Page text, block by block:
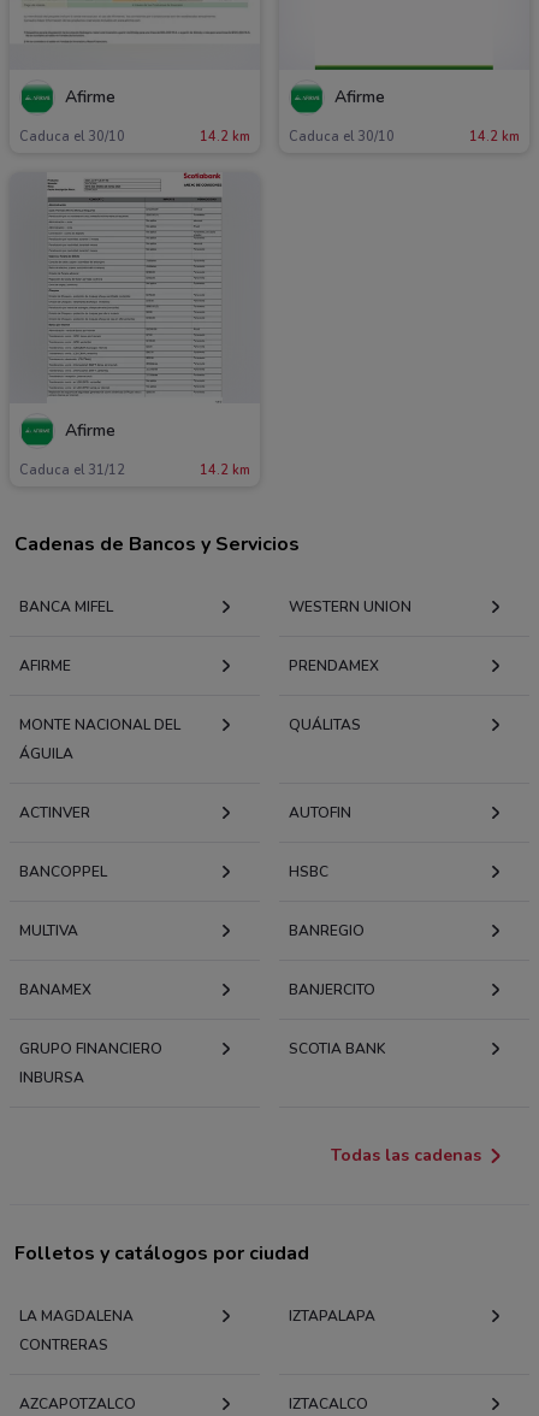
Afirme
Caduca el 30/10 14.2 km
Afirme
Caduca el 30/10 14.2 km
Afirme
Caduca el 31/12 14.2 km
Cadenas de Bancos y Servicios
BANCA MIFEL WESTERN UNION
AFIRME PRENDAMEX
MONTE NACIONAL DEL
ÁGUILA
QUÁLITAS
ACTINVER AUTOFIN
BANCOPPEL HSBC
MULTIVA BANREGIO
BANAMEX BANJERCITO
GRUPO FINANCIERO
INBURSA
SCOTIA BANK
Todas las cadenas
Folletos y catálogos por ciudad
LA MAGDALENA
CONTRERAS
IZTAPALAPA
AZCAPOTZALCO IZTACALCO